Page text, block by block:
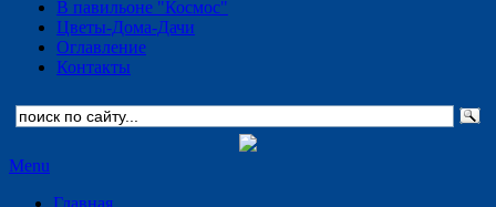
В павильоне "Космос"
Цветы-Дома-Дачи
Оглавление
Контакты
Menu
Главная